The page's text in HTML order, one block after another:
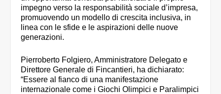
impegno verso la responsabilità sociale d’impresa,
promuovendo un modello di crescita inclusiva, in
linea con le sfide e le aspirazioni delle nuove
generazioni.
Pierroberto Folgiero, Amministratore Delegato e
Direttore Generale di Fincantieri, ha dichiarato:
“Essere al fianco di una manifestazione
internazionale come i Giochi Olimpici e Paralimpici